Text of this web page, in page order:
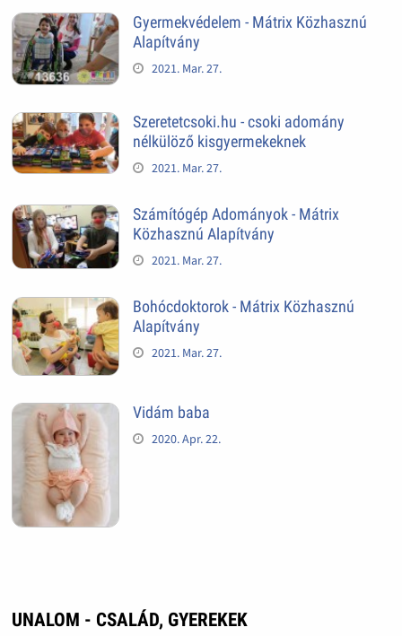
Gyermekvédelem - Mátrix Közhasznú
Alapítvány
2021. Mar. 27.
Szeretetcsoki.hu - csoki adomány
nélkülöző kisgyermekeknek
2021. Mar. 27.
Számítógép Adományok - Mátrix
Közhasznú Alapítvány
2021. Mar. 27.
Bohócdoktorok - Mátrix Közhasznú
Alapítvány
2021. Mar. 27.
Vidám baba
2020. Apr. 22.
UNALOM - CSALÁD, GYEREKEK